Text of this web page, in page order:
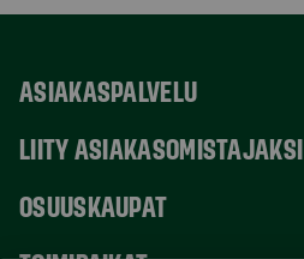
ASIAKASPALVELU
LIITY ASIAKASOMISTAJAKSI
OSUUSKAUPAT